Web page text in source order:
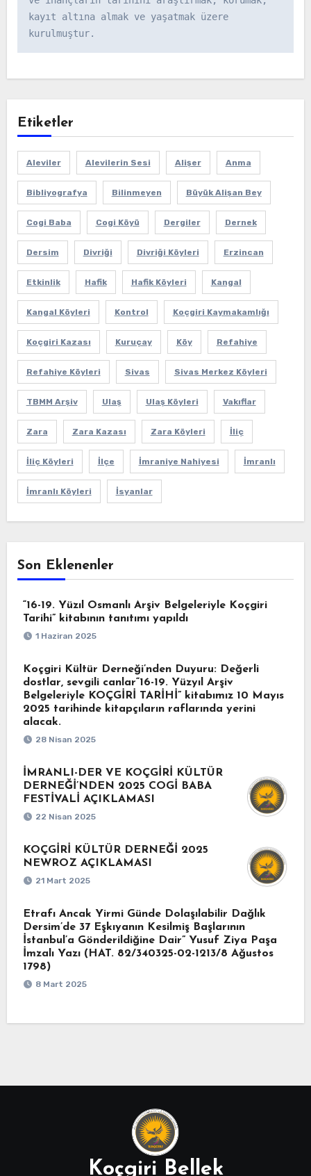
kayıt altına almak ve yaşatmak üzere
kurulmuştur.
Etiketler
Aleviler Alevilerin Sesi Alişer Anma
Bibliyografya Bilinmeyen Büyük Alişan Bey
Cogi Baba Cogi Köyü Dergiler Dernek
Dersim Divriği Divriği Köyleri Erzincan
Etkinlik Hafik Hafik Köyleri Kangal
Kangal Köyleri Kontrol Koçgiri Kaymakamlığı
Koçgiri Kazası Kuruçay Köy Refahiye
Refahiye Köyleri Sivas Sivas Merkez Köyleri
TBMM Arşiv Ulaş Ulaş Köyleri Vakıflar
Zara Zara Kazası Zara Köyleri İliç
İliç Köyleri İlçe İmraniye Nahiyesi İmranlı
İmranlı Köyleri İsyanlar
Son Eklenenler
“16-19. Yüzıl Osmanlı Arşiv Belgeleriyle Koçgiri
Tarihi” kitabının tanıtımı yapıldı
1 Haziran 2025
Koçgiri Kültür Derneği’nden Duyuru: Değerli
dostlar, sevgili canlar“16-19. Yüzyıl Arşiv
Belgeleriyle KOÇGİRİ TARİHİ” kitabımız 10 Mayıs
2025 tarihinde kitapçıların raflarında yerini
alacak.
28 Nisan 2025
İMRANLI-DER VE KOÇGİRİ KÜLTÜR
DERNEĞİ’NDEN 2025 COGİ BABA
FESTİVALİ AÇIKLAMASI
22 Nisan 2025
KOÇGİRİ KÜLTÜR DERNEĞİ 2025
NEWROZ AÇIKLAMASI
21 Mart 2025
Etrafı Ancak Yirmi Günde Dolaşılabilir Dağlık
Dersim’de 37 Eşkıyanın Kesilmiş Başlarının
İstanbul’a Gönderildiğine Dair” Yusuf Ziya Paşa
İmzalı Yazı (HAT. 82/340325-02-1213/8 Ağustos
1798)
8 Mart 2025
Koçgiri Bellek